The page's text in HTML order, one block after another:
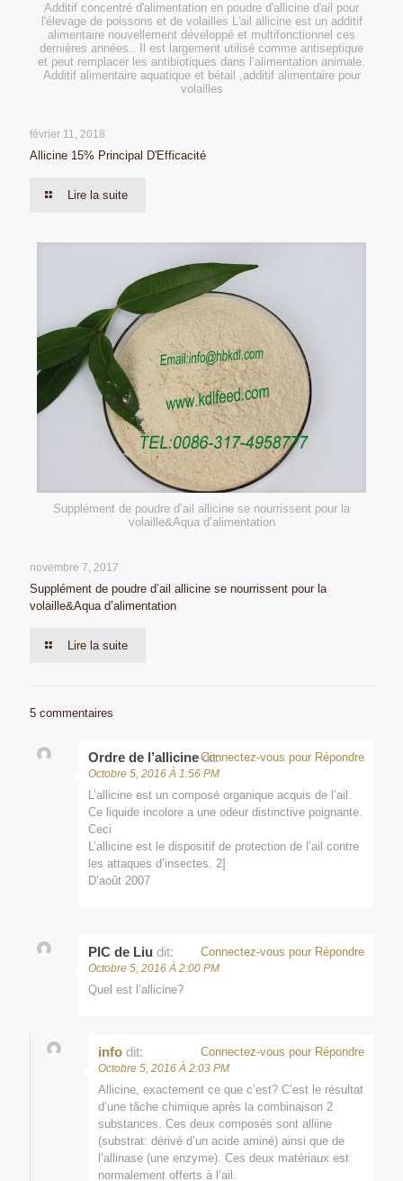
Additif concentré d'alimentation en poudre d'allicine d'ail pour
l'élevage de poissons et de volailles L'ail allicine est un additif
alimentaire nouvellement développé et multifonctionnel ces
dernières années.. Il est largement utilisé comme antiseptique
et peut remplacer les antibiotiques dans l’alimentation animale.
Additif alimentaire aquatique et bétail ,additif alimentaire pour
volailles
février 11, 2018
Allicine 15% Principal D'Efficacité
Lire la suite
Supplément de poudre d’ail allicine se nourrissent pour la
volaille&Aqua d’alimentation
novembre 7, 2017
Supplément de poudre d’ail allicine se nourrissent pour la
volaille&Aqua d’alimentation
Lire la suite
5 commentaires
Ordre de l’allicine dit:
Octobre 5, 2016 À 1:56 PM
L’allicine est un composé organique acquis de l’ail.
Ce liquide incolore a une odeur distinctive poignante.
Ceci
L’allicine est le dispositif de protection de l’ail contre
les attaques d’insectes. 2]
D’août 2007
Connectez-vous pour Répondre
PIC de Liu dit:
Octobre 5, 2016 À 2:00 PM
Quel est l’allicine?
Connectez-vous pour Répondre
info dit:
Octobre 5, 2016 À 2:03 PM
Allicine, exactement ce que c’est? C’est le résultat
d’une tâche chimique après la combinaison 2
substances. Ces deux composés sont alliine
(substrat: dérivé d’un acide aminé) ainsi que de
l’allinase (une enzyme). Ces deux matériaux est
normalement offerts à l’ail.
Connectez-vous pour Répondre